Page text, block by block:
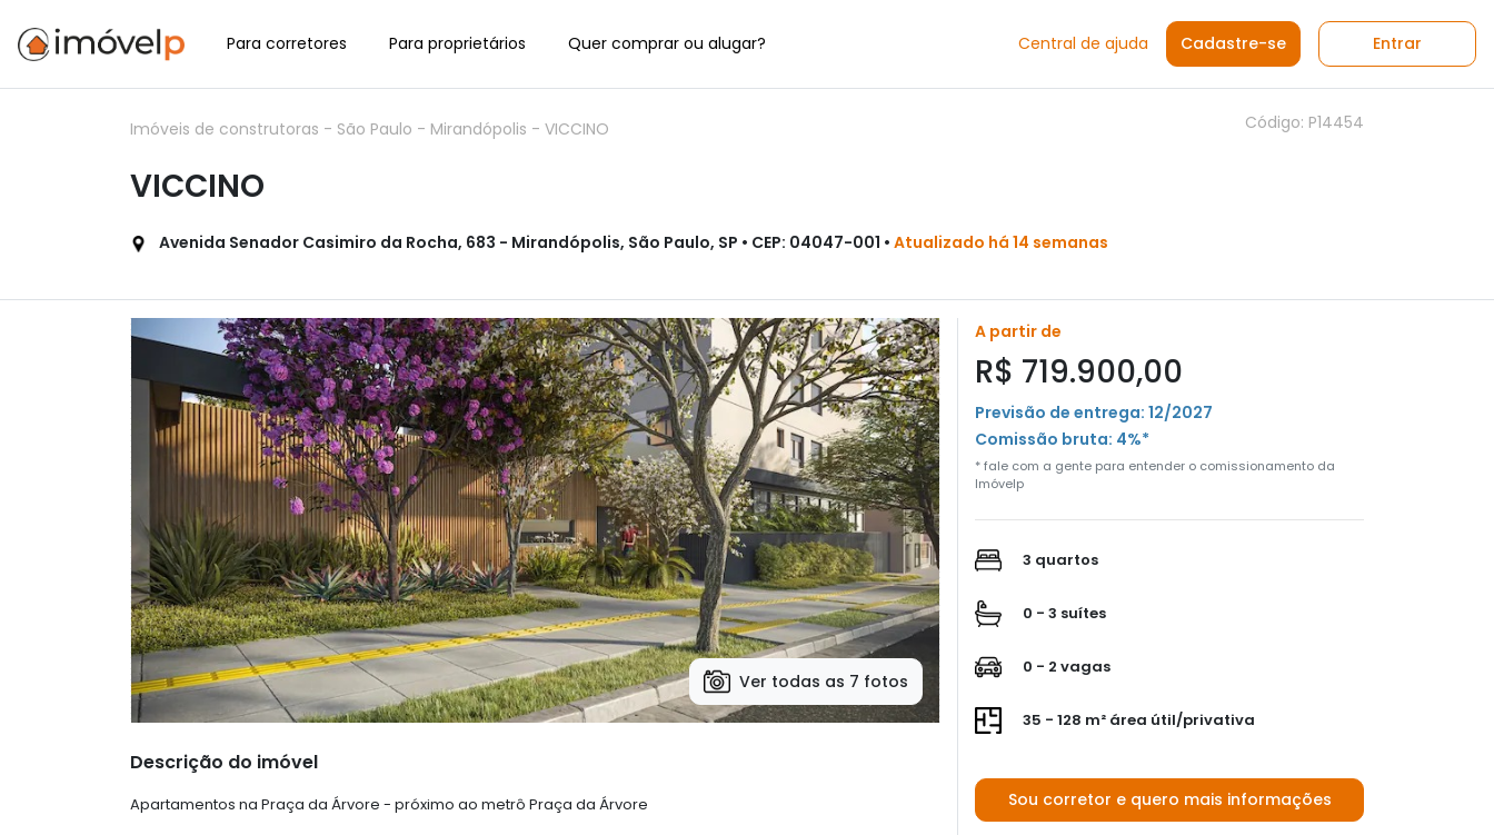
Para corretores Para proprietários Quer comprar ou alugar? Central de ajuda Cadastre-se Entrar
Imóveis de construtoras - São Paulo - Mirandópolis - VICCINO Código: P14454
VICCINO
Avenida Senador Casimiro da Rocha, 683 - Mirandópolis, São Paulo, SP • CEP: 04047-001 • Atualizado há 14 semanas
Ver todas as 7 fotos
Descrição do imóvel
Apartamentos na Praça da Árvore - próximo ao metrô Praça da Árvore
A partir de
R$ 719.900,00
Previsão de entrega: 12/2027
Comissão bruta: 4%*
* fale com a gente para entender o comissionamento da
Imóvelp
3 quartos
0 - 3 suítes
0 - 2 vagas
35 - 128 m² área útil/privativa
Sou corretor e quero mais informações